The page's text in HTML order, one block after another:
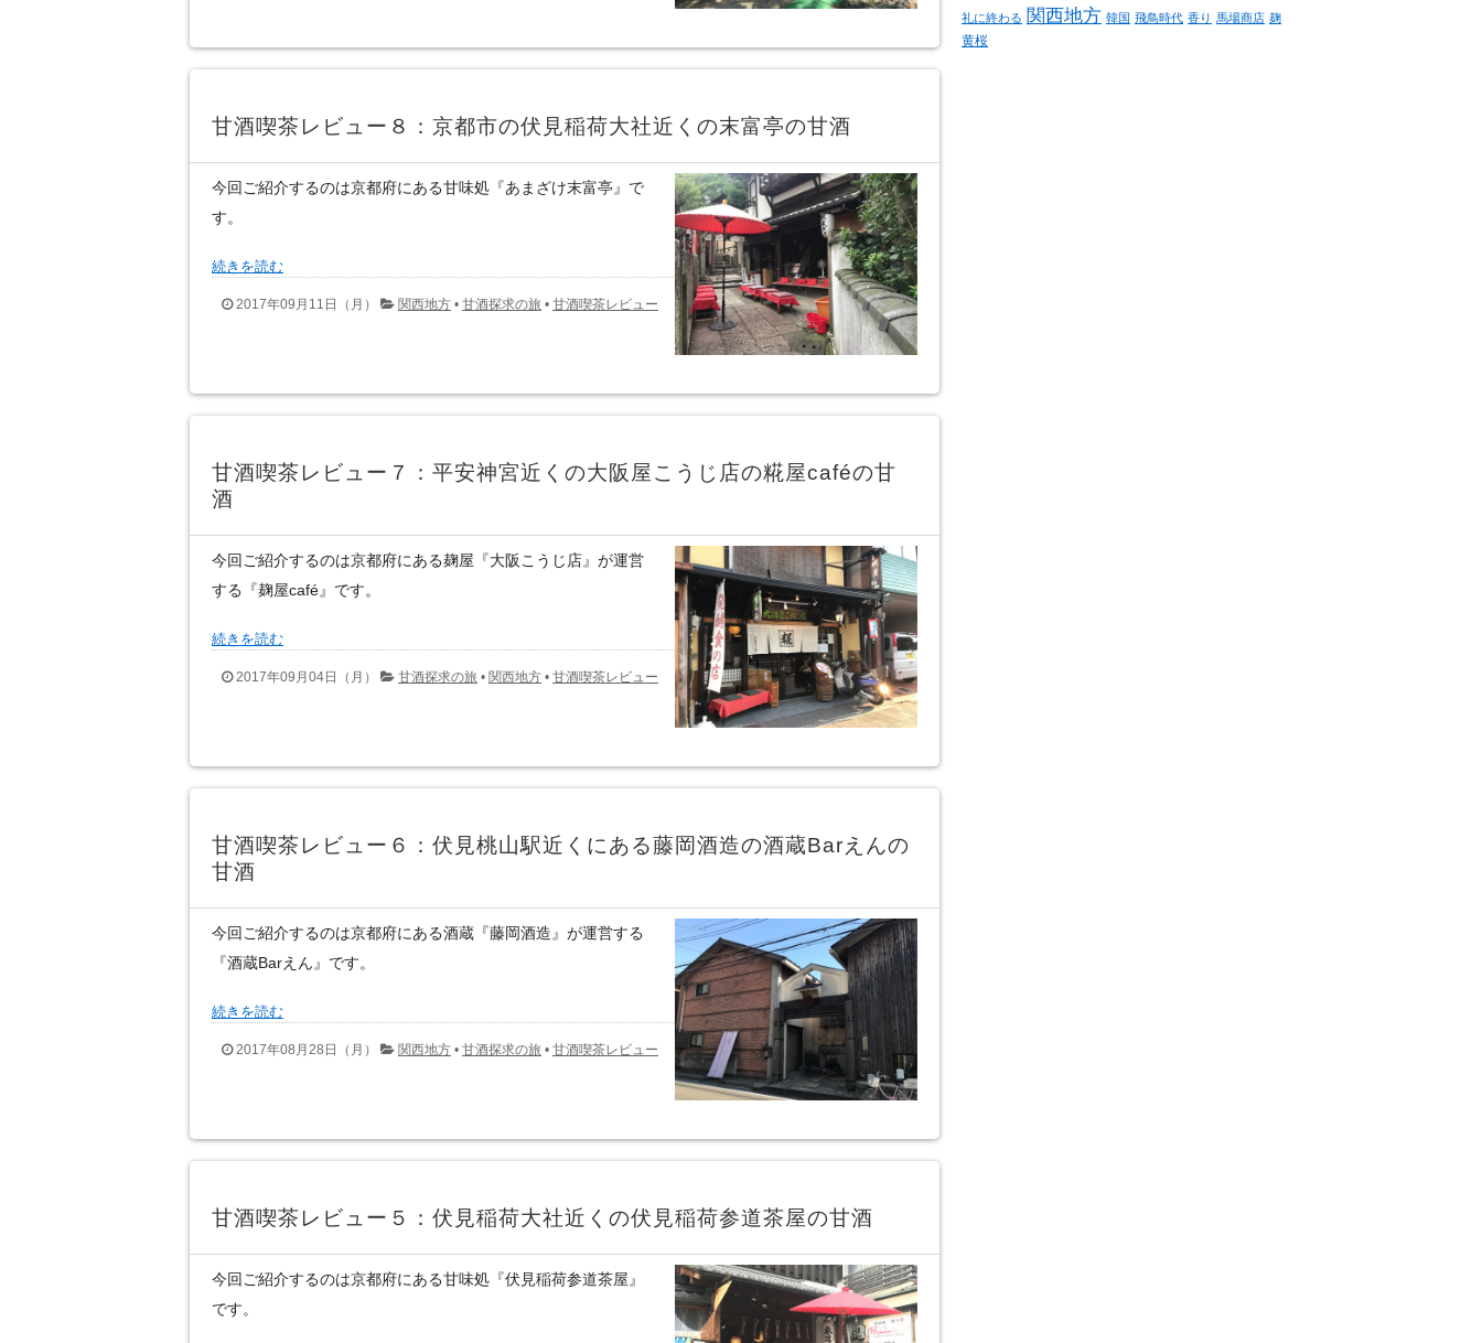
甘酒喫茶レビュー８：京都市の伏見稲荷大社近くの末富亭の甘酒
今回ご紹介するのは京都府にある甘味処『あまざけ末富亭』で
す。
続きを読む
2017年09月11日（月） 関西地方 • 甘酒探求の旅 • 甘酒喫茶レビュー
甘酒喫茶レビュー７：平安神宮近くの大阪屋こうじ店の糀屋caféの甘
酒
今回ご紹介するのは京都府にある麹屋『大阪こうじ店』が運営
する『麹屋café』です。
続きを読む
2017年09月04日（月） 甘酒探求の旅 • 関西地方 • 甘酒喫茶レビュー
甘酒喫茶レビュー６：伏見桃山駅近くにある藤岡酒造の酒蔵Barえんの
甘酒
今回ご紹介するのは京都府にある酒蔵『藤岡酒造』が運営する
『酒蔵Barえん』です。
続きを読む
2017年08月28日（月） 関西地方 • 甘酒探求の旅 • 甘酒喫茶レビュー
甘酒喫茶レビュー５：伏見稲荷大社近くの伏見稲荷参道茶屋の甘酒
今回ご紹介するのは京都府にある甘味処『伏見稲荷参道茶屋』
です。
礼に終わる 関西地方 韓国 飛鳥時代 香り 馬場商店 麹
黄桜